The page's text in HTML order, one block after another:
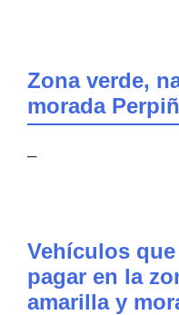
Zona verde,
morada
–
Vehículos
pagar en la
amarilla y